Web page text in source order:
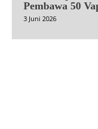
Pembawa 50
3 Juni 2026